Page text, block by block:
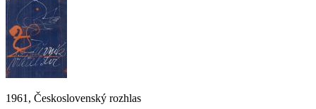
1961, Československý rozhlas